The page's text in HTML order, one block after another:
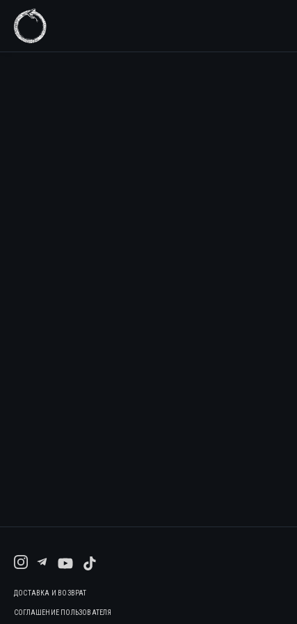
ДОСТАВКА И ВОЗВРАТ
СОГЛАШЕНИЕ ПОЛЬЗОВАТЕЛЯ